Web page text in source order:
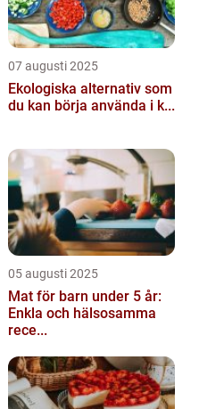
07 augusti 2025
Ekologiska alternativ som
du kan börja använda i k...
05 augusti 2025
Mat för barn under 5 år:
Enkla och hälsosamma
rece...